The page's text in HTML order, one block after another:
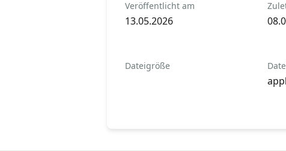
Veröffentlicht am
13.05.2026
Dateigröße